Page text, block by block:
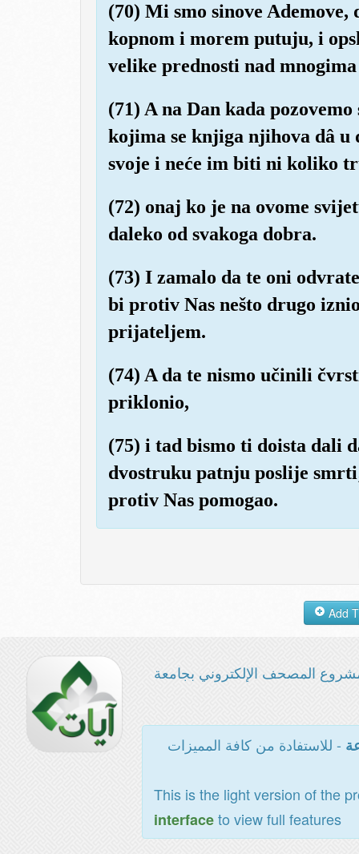
(70) Mi smo sinove
kopnom i morem putuju, i
velike prednosti nad
(71) A na Dan kada
kojima se knjiga njihova dâ
svoje i neće im biti ni koliko
(72) onaj ko je na ovome
daleko od svakoga dobra.
(73) I zamalo da te oni
bi protiv Nas nešto drugo
prijateljem.
(74) A da te nismo učinili
priklonio,
(75) i tad bismo ti doista dali
dvostruku patnju poslije
protiv Nas pomogao.
المصحف الإلكتروني بجامعة
- للاستفادة من كافة المميزات
This is the light version of the
interfaceto view full features